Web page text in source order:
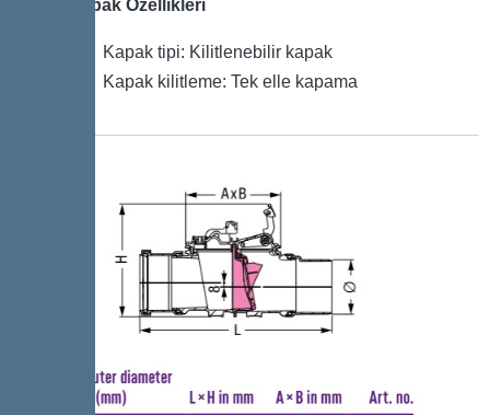
Kapak Özellikleri
Kapak tipi: Kilitlenebilir kapak
Kapak kilitleme: Tek elle kapama